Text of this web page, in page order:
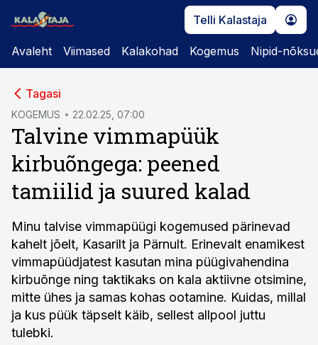
Telli Kalastaja
Avaleht Viimased Kalakohad Kogemus Nipid-
Tagasi
KOGEMUS 22.02.25, 07:00
Talvine vimmapüük
kirbuõngega: peened
tamiilid ja suured kalad
Minu talvise vimmapüügi kogemused pärinevad
kahelt jõelt, Kasarilt ja Pärnult. Erinevalt enamikest
vimmapüüdjatest kasutan mina püügivahendina
kirbuõnge ning taktikaks on kala aktiivne otsimine,
mitte ühes ja samas kohas ootamine. Kuidas, millal
ja kus püük täpselt käib, sellest allpool juttu
tulebki.